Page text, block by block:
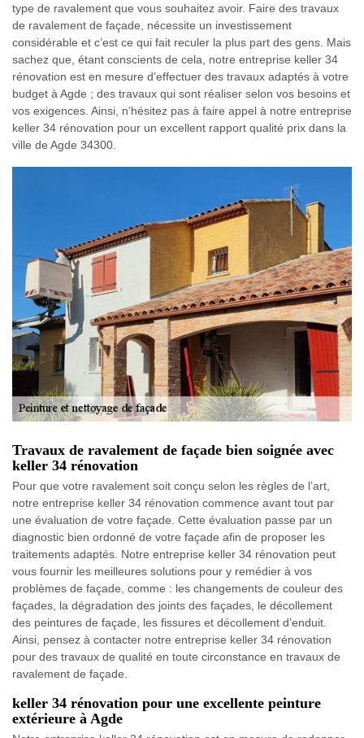
type de ravalement que vous souhaitez avoir. Faire des travaux
de ravalement de façade, nécessite un investissement
considérable et c’est ce qui fait reculer la plus part des gens. Mais
sachez que, étant conscients de cela, notre entreprise keller 34
rénovation est en mesure d’effectuer des travaux adaptés à votre
budget à Agde ; des travaux qui sont réaliser selon vos besoins et
vos exigences. Ainsi, n’hésitez pas à faire appel à notre entreprise
keller 34 rénovation pour un excellent rapport qualité prix dans la
ville de Agde 34300.
Travaux de ravalement de façade bien soignée avec
keller 34 rénovation
Pour que votre ravalement soit conçu selon les règles de l’art,
notre entreprise keller 34 rénovation commence avant tout par
une évaluation de votre façade. Cette évaluation passe par un
diagnostic bien ordonné de votre façade afin de proposer les
traitements adaptés. Notre entreprise keller 34 rénovation peut
vous fournir les meilleures solutions pour y remédier à vos
problèmes de façade, comme : les changements de couleur des
façades, la dégradation des joints des façades, le décollement
des peintures de façade, les fissures et décollement d’enduit.
Ainsi, pensez à contacter notre entreprise keller 34 rénovation
pour des travaux de qualité en toute circonstance en travaux de
ravalement de façade.
keller 34 rénovation pour une excellente peinture
extérieure à Agde